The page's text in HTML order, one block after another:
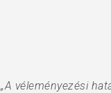
„A véleményezési